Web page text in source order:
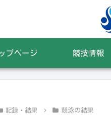
プページ 競技情報
記録・結果 競泳の結果